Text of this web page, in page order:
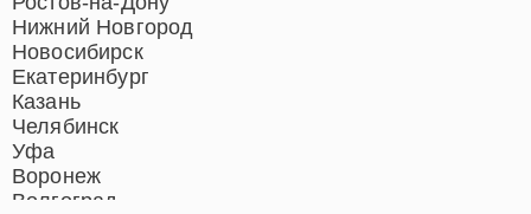
Нижний Новгород
Новосибирск
Екатеринбург
Казань
Челябинск
Уфа
Воронеж
Волгоград
систем